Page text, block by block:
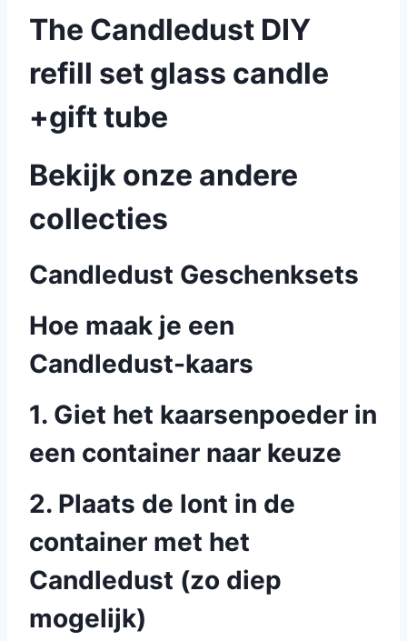
The Candledust DIY
refill set glass candle
+gift tube
Bekijk onze andere
collecties
Candledust Geschenksets
Hoe maak je een
Candledust-kaars
1. Giet het kaarsenpoeder in
een container naar keuze
2. Plaats de lont in de
container met het
Candledust (zo diep
mogelijk)